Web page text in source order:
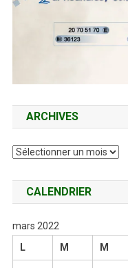
ARCHIVES
Archives
CALENDRIER
mars 2022
L
M M